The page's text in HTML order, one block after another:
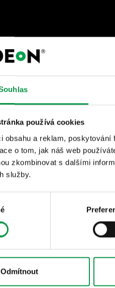
používá cookies
obsahu a reklam,
o tom, jak náš web
zkombinovat s dalšími
služby.
Odmítnout